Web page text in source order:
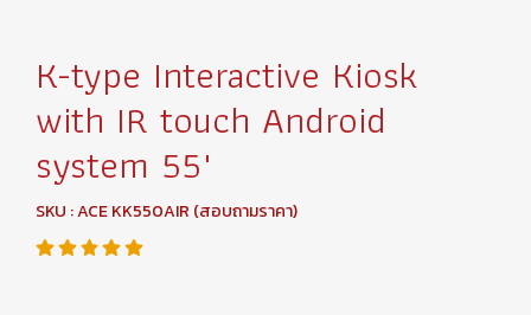
K-type Interactive Kiosk
with IR touch Android
system 55"
SKU : ACE KK550AIR (สอบถามราคา)